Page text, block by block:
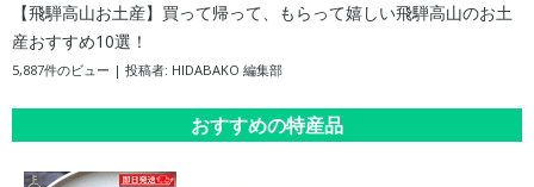
【飛騨高山お土産】買って帰って、もらって嬉しい飛騨高山のお土
産おすすめ10選！
5,887件のビュー | 投稿者: HIDABAKO 編集部
おすすめの特産品